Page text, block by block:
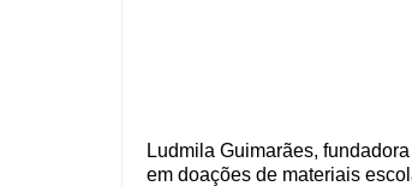
Ludmila Guimarães,
em doações de materiais